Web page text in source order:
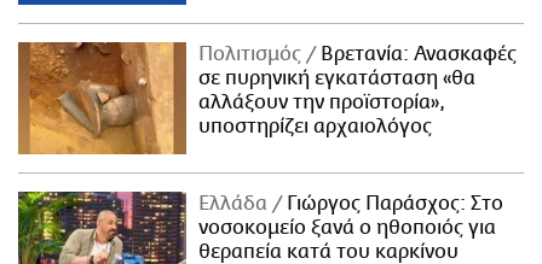
Πολιτισμός
Βρετανία: Ανασκαφές
σε πυρηνική εγκατάσταση «θα
αλλάξουν την προϊστορία»,
υποστηρίζει αρχαιολόγος
Ελλάδα
Γιώργος Παράσχος: Στο
νοσοκομείο ξανά ο ηθοποιός για
θεραπεία κατά του καρκίνου